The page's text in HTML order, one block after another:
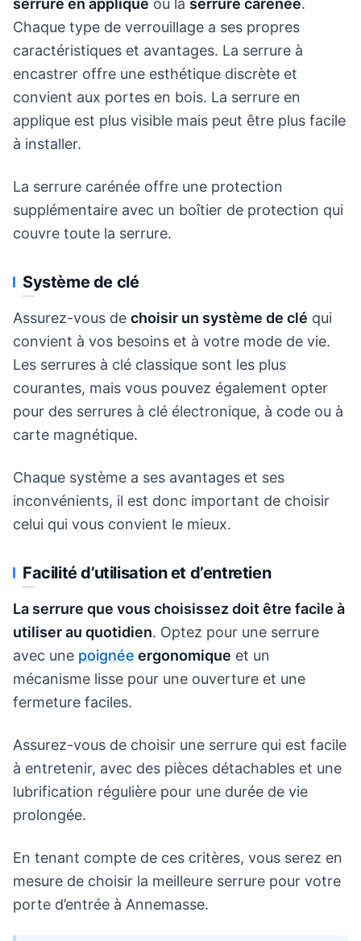
serrure en applique ou la serrure carénée.
Chaque type de verrouillage a ses propres
caractéristiques et avantages. La serrure à
encastrer offre une esthétique discrète et
convient aux portes en bois. La serrure en
applique est plus visible mais peut être plus facile
à installer.
La serrure carénée offre une protection
supplémentaire avec un boîtier de protection qui
couvre toute la serrure.
Système de clé
Assurez-vous de choisir un système de clé qui
convient à vos besoins et à votre mode de vie.
Les serrures à clé classique sont les plus
courantes, mais vous pouvez également opter
pour des serrures à clé électronique, à code ou à
carte magnétique.
Chaque système a ses avantages et ses
inconvénients, il est donc important de choisir
celui qui vous convient le mieux.
Facilité d’utilisation et d’entretien
La serrure que vous choisissez doit être facile à
utiliser au quotidien. Optez pour une serrure
avec une poignée ergonomique et un
mécanisme lisse pour une ouverture et une
fermeture faciles.
Assurez-vous de choisir une serrure qui est facile
à entretenir, avec des pièces détachables et une
lubrification régulière pour une durée de vie
prolongée.
En tenant compte de ces critères, vous serez en
mesure de choisir la meilleure serrure pour votre
porte d’entrée à Annemasse.